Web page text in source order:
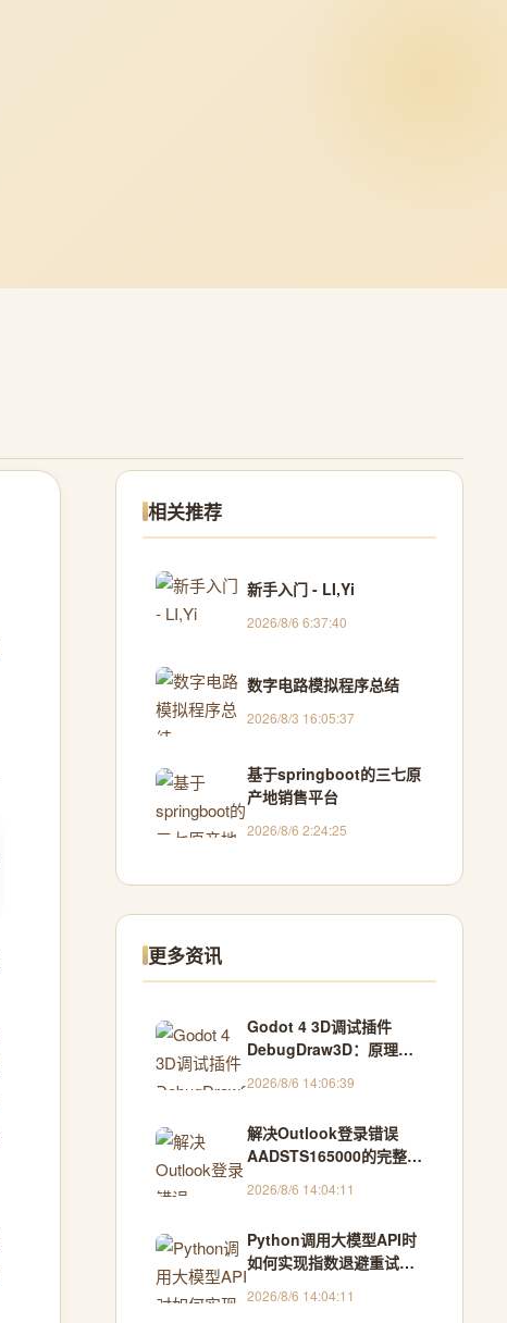
相关推荐
新手入门 - LI,Yi
2026/8/6 6:37:40
数字电路模拟程序总结
2026/8/3 16:05:37
基于springboot的三七原
产地销售平台
2026/8/6 2:24:25
更多资讯
Godot 4 3D调试插件
DebugDraw3D：原理、
2026/8/6 14:06:39
解决Outlook登录错误
AADSTS165000的完整指
2026/8/6 14:04:11
Python调用大模型API时
如何实现指数退避重试与
2026/8/6 14:04:11